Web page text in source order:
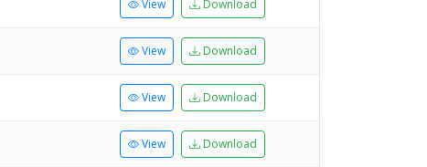
View Download
View Download
View Download
View Download